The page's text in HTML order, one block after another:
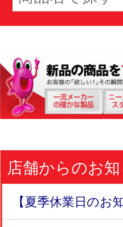
店舗からのお
【夏季休業日のお